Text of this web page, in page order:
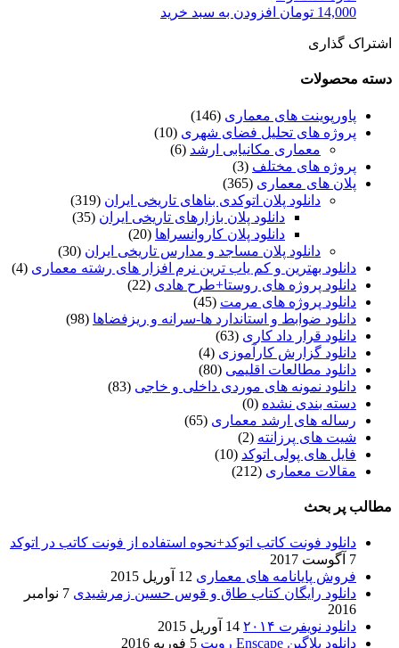
14,000 تومان افزودن به سبد خرید
اشتراک گذاری
دسته محصولات
پاورپوینت های معماری (146)
پروژه های تحلیل فضای شهری (10)
معماری مکانیابی ارشد (6)
پروژه های مختلف (3)
پلان های معماری (365)
دانلود پلان اتوکدی بناهای تاریخی ایران (319)
دانلود پلان بازارهای تاریخی ایران (35)
دانلود پلان کاروانسراها (20)
دانلود پلان مساجد و مدارس تاریخی ایران (30)
دانلود بهترین و کم یاب ترین نرم افزار های رشته معماری (4)
دانلود پروژه های روستا+طرح هادی (22)
دانلود پروژه های مرمت (45)
دانلود ضوابط و استاندارد ها-سرانه و ریزفضاها (98)
دانلود قرار داد کاری (63)
دانلود گزارش کارآموزی (4)
دانلود مطالعات اقلیمی (80)
دانلود نمونه های موردی داخلی و خاجی (83)
دسته بندی نشده (0)
رساله های ارشد معماری (65)
شیت های پرزانته (2)
فایل های پولی اتوکد (10)
مقالات معماری (212)
مطالب پر بحث
دانلود فونت کاتب اتوکد+نحوه استفاده از فونت کاتب در اتوکد
7 آگوست 2017
فروش پایانامه های معماری 12 آوریل 2015
دانلود رایگان کتاب طاق و قوس حسین زمرشیدی
7 نوامبر
2016
دانلود نویفرت ۲۰۱۴
14 آوریل 2015
دانلود پلاگین Enscape رویت
5 فوریه 2016